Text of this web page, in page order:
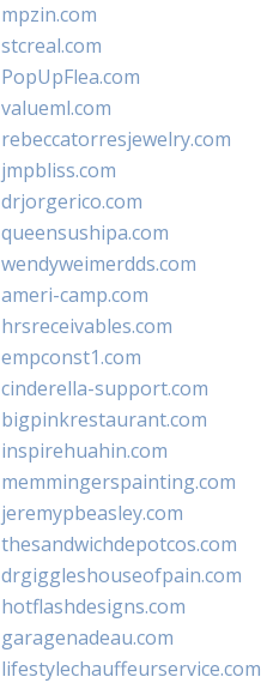
mpzin.com
stcreal.com
PopUpFlea.com
valueml.com
rebeccatorresjewelry.com
jmpbliss.com
drjorgerico.com
queensushipa.com
wendyweimerdds.com
ameri-camp.com
hrsreceivables.com
empconst1.com
cinderella-support.com
bigpinkrestaurant.com
inspirehuahin.com
memmingerspainting.com
jeremypbeasley.com
thesandwichdepotcos.com
drgiggleshouseofpain.com
hotflashdesigns.com
garagenadeau.com
lifestylechauffeurservice.com